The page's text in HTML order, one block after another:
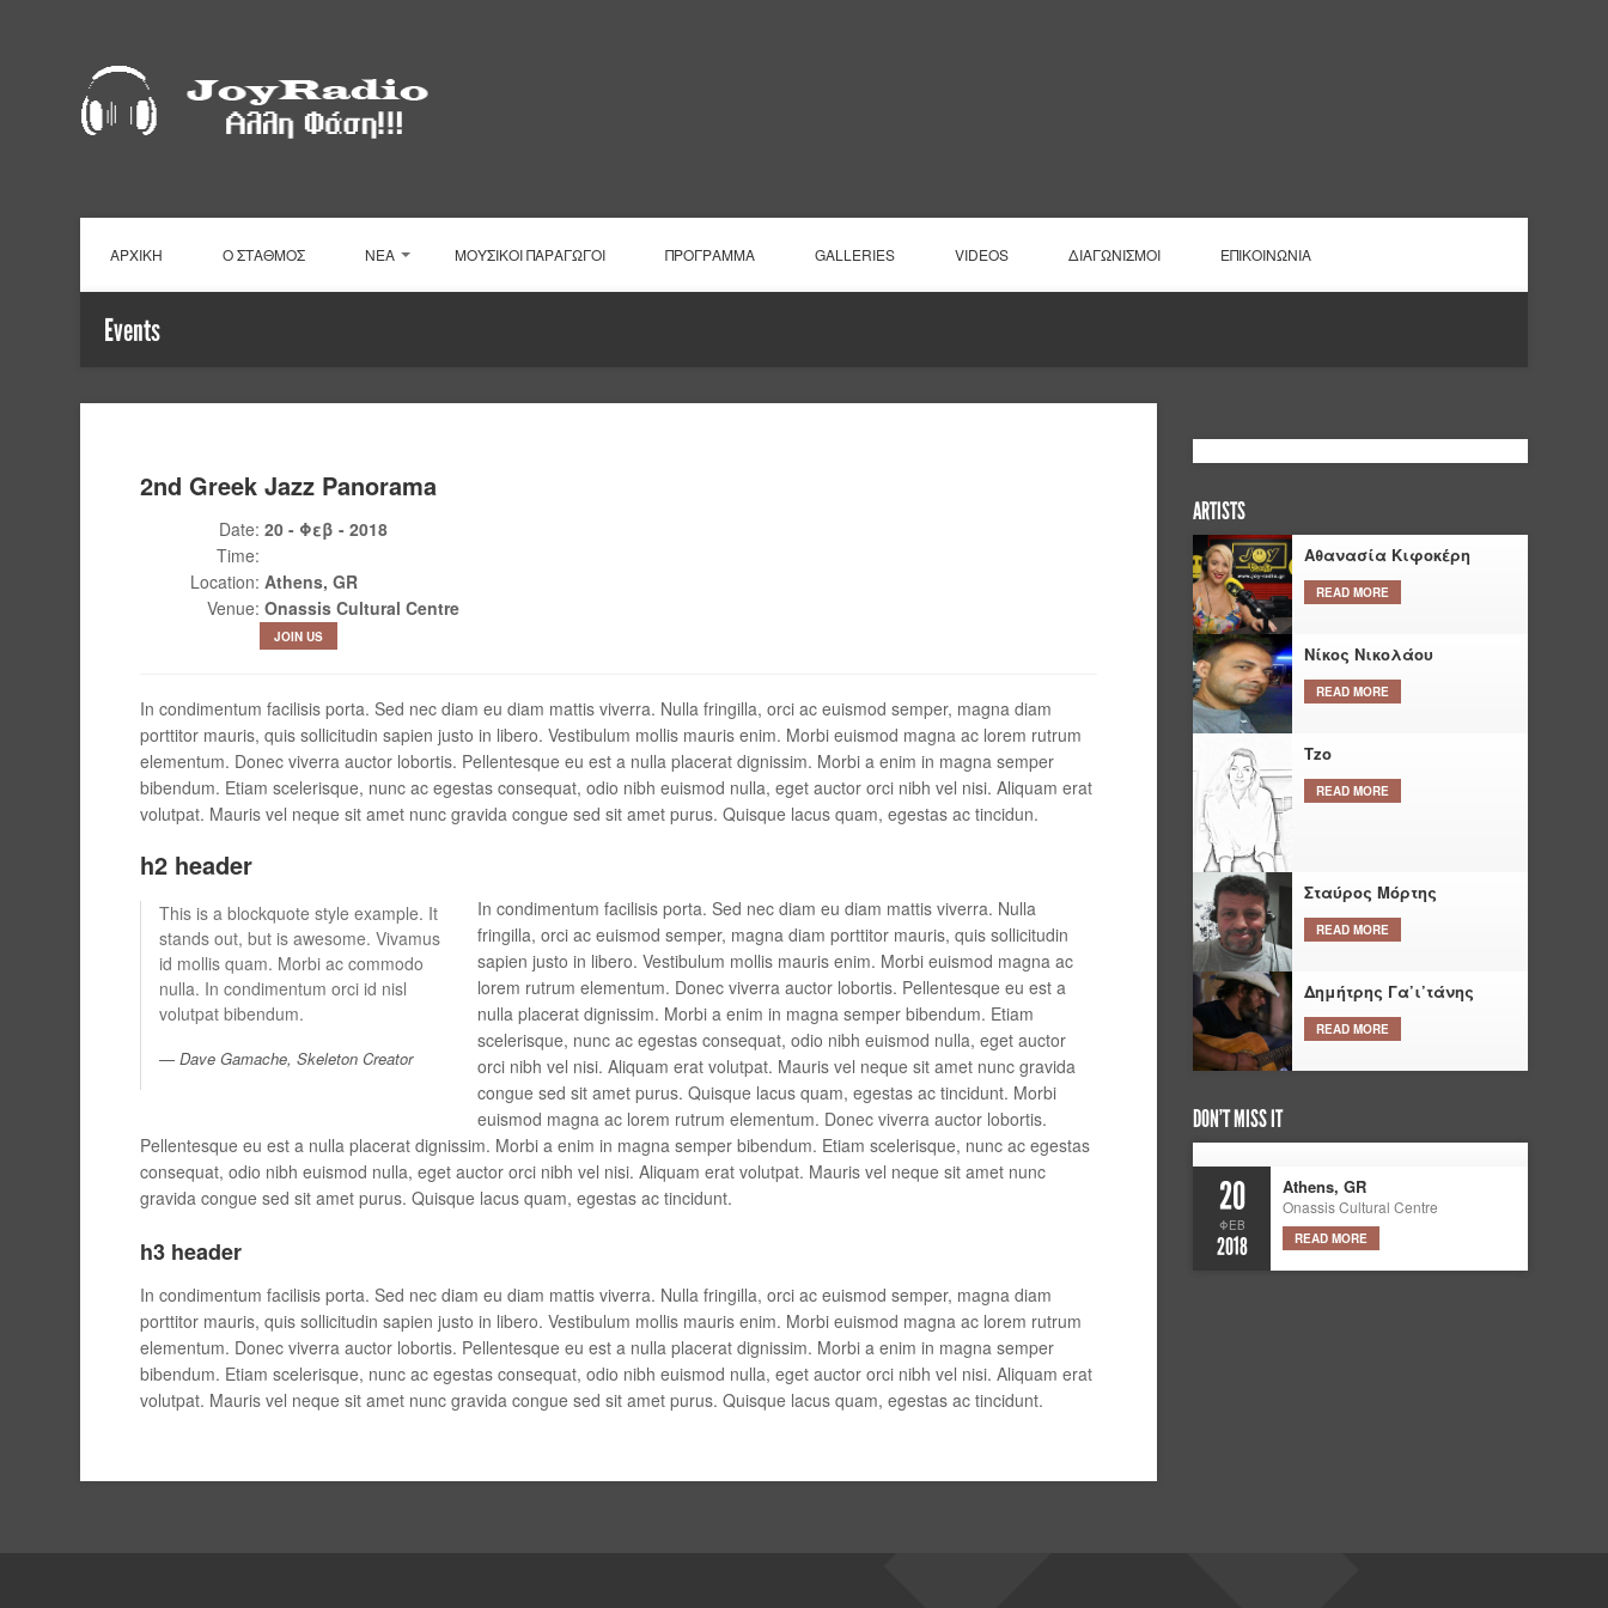
ΑΡΧΙΚΗ Ο ΣΤΑΘΜΟΣ ΝΕΑ ΜΟΥΣΙΚΟΙ ΠΑΡΑΓΩΓΟΙ ΠΡΟΓΡΑΜΜΑ GALLERIES VIDEOS ΔΙΑΓΩΝΙΣΜΟΙ ΕΠΙΚΟΙΝΩΝΙΑ
Events
2nd Greek Jazz Panorama
Date: 20 - Φεβ - 2018
Time:
Location: Athens, GR
Venue: Onassis Cultural Centre
JOIN US
In condimentum facilisis porta. Sed nec diam eu diam mattis viverra. Nulla fringilla, orci ac euismod semper, magna diam
porttitor mauris, quis sollicitudin sapien justo in libero. Vestibulum mollis mauris enim. Morbi euismod magna ac lorem rutrum
elementum. Donec viverra auctor lobortis. Pellentesque eu est a nulla placerat dignissim. Morbi a enim in magna semper
bibendum. Etiam scelerisque, nunc ac egestas consequat, odio nibh euismod nulla, eget auctor orci nibh vel nisi. Aliquam erat
volutpat. Mauris vel neque sit amet nunc gravida congue sed sit amet purus. Quisque lacus quam, egestas ac tincidun.
h2 header
This is a blockquote style example. It
stands out, but is awesome. Vivamus
id mollis quam. Morbi ac commodo
nulla. In condimentum orci id nisl
volutpat bibendum.
Dave Gamache, Skeleton Creator
In condimentum facilisis porta. Sed nec diam eu diam mattis viverra. Nulla
fringilla, orci ac euismod semper, magna diam porttitor mauris, quis sollicitudin
sapien justo in libero. Vestibulum mollis mauris enim. Morbi euismod magna ac
lorem rutrum elementum. Donec viverra auctor lobortis. Pellentesque eu est a
nulla placerat dignissim. Morbi a enim in magna semper bibendum. Etiam
scelerisque, nunc ac egestas consequat, odio nibh euismod nulla, eget auctor
orci nibh vel nisi. Aliquam erat volutpat. Mauris vel neque sit amet nunc gravida
congue sed sit amet purus. Quisque lacus quam, egestas ac tincidunt. Morbi
euismod magna ac lorem rutrum elementum. Donec viverra auctor lobortis.
Pellentesque eu est a nulla placerat dignissim. Morbi a enim in magna semper bibendum. Etiam scelerisque, nunc ac egestas
consequat, odio nibh euismod nulla, eget auctor orci nibh vel nisi. Aliquam erat volutpat. Mauris vel neque sit amet nunc
gravida congue sed sit amet purus. Quisque lacus quam, egestas ac tincidunt.
h3 header
In condimentum facilisis porta. Sed nec diam eu diam mattis viverra. Nulla fringilla, orci ac euismod semper, magna diam
porttitor mauris, quis sollicitudin sapien justo in libero. Vestibulum mollis mauris enim. Morbi euismod magna ac lorem rutrum
elementum. Donec viverra auctor lobortis. Pellentesque eu est a nulla placerat dignissim. Morbi a enim in magna semper
bibendum. Etiam scelerisque, nunc ac egestas consequat, odio nibh euismod nulla, eget auctor orci nibh vel nisi. Aliquam erat
volutpat. Mauris vel neque sit amet nunc gravida congue sed sit amet purus. Quisque lacus quam, egestas ac tincidunt.
ARTISTS
Αθανασία Κιφοκέρη
READ MORE
Νίκος Νικολάου
READ MORE
Tzo
READ MORE
Σταύρος Μόρτης
READ MORE
Δημήτρης Γα’ι’τάνης
READ MORE
DON’T MISS IT
20
ΦΕΒ
2018
Athens, GR
Onassis Cultural Centre
READ MORE